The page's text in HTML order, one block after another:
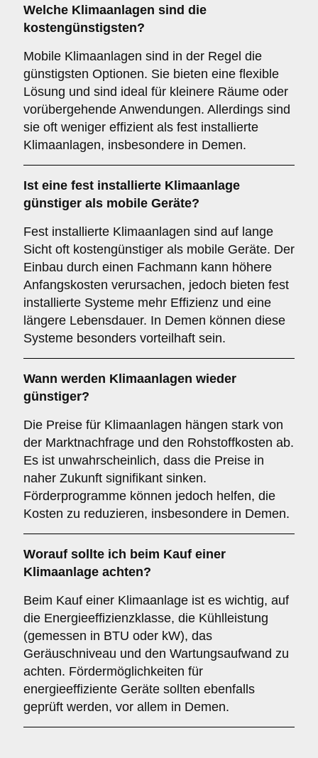
Welche Klimaanlagen sind die
kostengünstigsten?
Mobile Klimaanlagen sind in der Regel die
günstigsten Optionen. Sie bieten eine flexible
Lösung und sind ideal für kleinere Räume oder
vorübergehende Anwendungen. Allerdings sind
sie oft weniger effizient als fest installierte
Klimaanlagen, insbesondere in Demen.
Ist eine fest installierte Klimaanlage
günstiger als mobile Geräte?
Fest installierte Klimaanlagen sind auf lange
Sicht oft kostengünstiger als mobile Geräte. Der
Einbau durch einen Fachmann kann höhere
Anfangskosten verursachen, jedoch bieten fest
installierte Systeme mehr Effizienz und eine
längere Lebensdauer. In Demen können diese
Systeme besonders vorteilhaft sein.
Wann werden Klimaanlagen wieder
günstiger?
Die Preise für Klimaanlagen hängen stark von
der Marktnachfrage und den Rohstoffkosten ab.
Es ist unwahrscheinlich, dass die Preise in
naher Zukunft signifikant sinken.
Förderprogramme können jedoch helfen, die
Kosten zu reduzieren, insbesondere in Demen.
Worauf sollte ich beim Kauf einer
Klimaanlage achten?
Beim Kauf einer Klimaanlage ist es wichtig, auf
die Energieeffizienzklasse, die Kühlleistung
(gemessen in BTU oder kW), das
Geräuschniveau und den Wartungsaufwand zu
achten. Fördermöglichkeiten für
energieeffiziente Geräte sollten ebenfalls
geprüft werden, vor allem in Demen.